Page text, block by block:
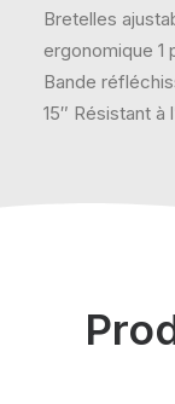
Bretelles
ergonomique 1
Bande
15″ Résistant à